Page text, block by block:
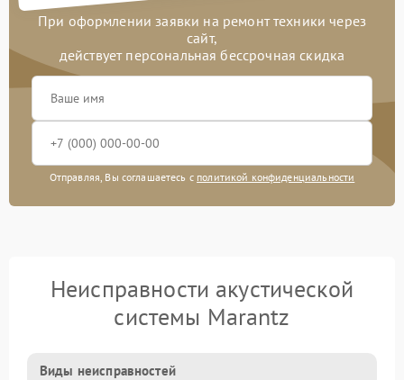
При оформлении заявки на ремонт техники через
сайт,
действует персональная бессрочная скидка
Отправляя, Вы соглашаетесь с политикой конфиденциальности
Неисправности акустической
системы Marantz
Виды неисправностей